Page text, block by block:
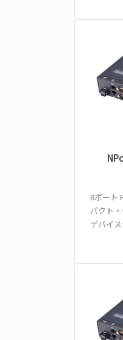
8ポート
パクト
デバイ